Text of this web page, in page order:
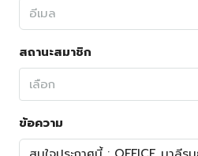
สถานะสมาชิก
เลือก
ข้อความ